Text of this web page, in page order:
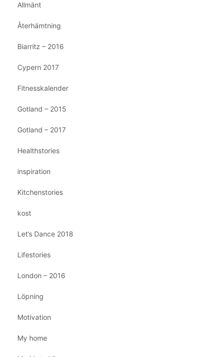
Allmänt
Återhämtning
Biarritz – 2016
Cypern 2017
Fitnesskalender
Gotland – 2015
Gotland – 2017
Healthstories
inspiration
Kitchenstories
kost
Let’s Dance 2018
Lifestories
London – 2016
Löpning
Motivation
My home